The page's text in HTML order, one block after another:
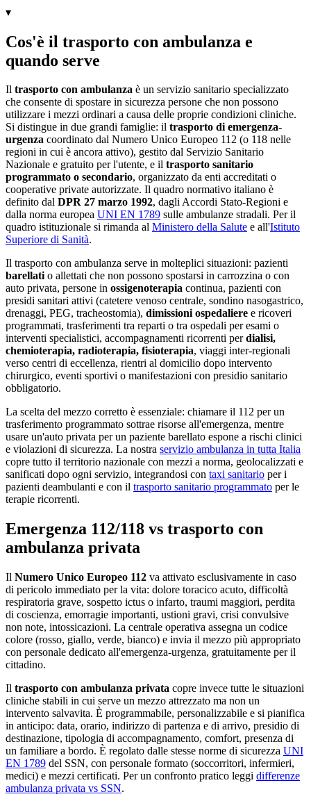
▾
Cos'è il trasporto con ambulanza e
quando serve
Il trasporto con ambulanza è un servizio sanitario specializzato
che consente di spostare in sicurezza persone che non possono
utilizzare i mezzi ordinari a causa delle proprie condizioni cliniche.
Si distingue in due grandi famiglie: il trasporto di emergenza-
urgenza coordinato dal Numero Unico Europeo 112 (o 118 nelle
regioni in cui è ancora attivo), gestito dal Servizio Sanitario
Nazionale e gratuito per l'utente, e il trasporto sanitario
programmato o secondario, organizzato da enti accreditati o
cooperative private autorizzate. Il quadro normativo italiano è
definito dal DPR 27 marzo 1992, dagli Accordi Stato-Regioni e
dalla norma europea UNI EN 1789 sulle ambulanze stradali. Per il
quadro istituzionale si rimanda al Ministero della Salute e all'Istituto
Superiore di Sanità.
Il trasporto con ambulanza serve in molteplici situazioni: pazienti
barellatio allettati che non possono spostarsi in carrozzina o con
auto privata, persone in ossigenoterapia continua, pazienti con
presidi sanitari attivi (catetere venoso centrale, sondino nasogastrico,
drenaggi, PEG, tracheostomia), dimissioni ospedaliere e ricoveri
programmati, trasferimenti tra reparti o tra ospedali per esami o
interventi specialistici, accompagnamenti ricorrenti perdialisi,
chemioterapia, radioterapia, fisioterapia, viaggi inter-regionali
verso centri di eccellenza, rientri al domicilio dopo intervento
chirurgico, eventi sportivi o manifestazioni con presidio sanitario
obbligatorio.
La scelta del mezzo corretto è essenziale: chiamare il 112 per un
trasferimento programmato sottrae risorse all'emergenza, mentre
usare un'auto privata per un paziente barellato espone a rischi clinici
e violazioni di sicurezza. La nostra servizio ambulanza in tutta Italia
copre tutto il territorio nazionale con mezzi a norma, geolocalizzati e
sanificati dopo ogni servizio, integrandosi con taxi sanitario per i
pazienti deambulanti e con il trasporto sanitario programmato per le
terapie ricorrenti.
Emergenza 112/118 vs trasporto con
ambulanza privata
Il Numero Unico Europeo 112 va attivato esclusivamente in caso
di pericolo immediato per la vita: dolore toracico acuto, difficoltà
respiratoria grave, sospetto ictus o infarto, traumi maggiori, perdita
di coscienza, emorragie importanti, ustioni gravi, crisi convulsive
non note, intossicazioni. La centrale operativa assegna un codice
colore (rosso, giallo, verde, bianco) e invia il mezzo più appropriato
con personale dedicato all'emergenza-urgenza, gratuitamente per il
cittadino.
Il trasporto con ambulanza privata copre invece tutte le situazioni
cliniche stabili in cui serve un mezzo attrezzato ma non un
intervento salvavita. È programmabile, personalizzabile e si pianifica
in anticipo: data, orario, indirizzo di partenza e di arrivo, presidio di
destinazione, tipologia di accompagnamento, comfort, presenza di
un familiare a bordo. È regolato dalle stesse norme di sicurezza UNI
EN 1789 del SSN, con personale formato (soccorritori, infermieri,
medici) e mezzi certificati. Per un confronto pratico leggi differenze
ambulanza privata vs SSN.